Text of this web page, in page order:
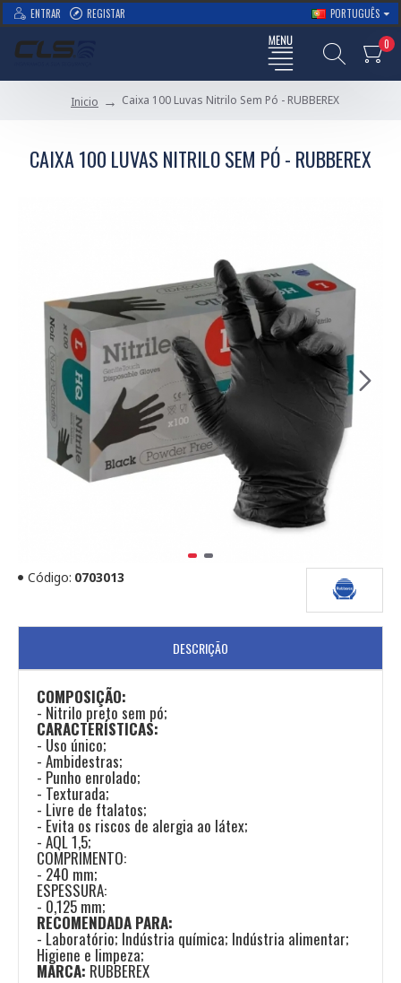
ENTRAR REGISTAR PORTUGUÊS
0
Inicio Caixa 100 Luvas Nitrilo Sem Pó - RUBBEREX
CAIXA 100 LUVAS NITRILO SEM PÓ - RUBBEREX
Código: 0703013
DESCRIÇÃO
COMPOSIÇÃO:
- Nitrilo preto sem pó;
CARACTERÍSTICAS:
- Uso único;
- Ambidestras;
- Punho enrolado;
- Texturada;
- Livre de ftalatos;
- Evita os riscos de alergia ao látex;
- AQL 1,5;
COMPRIMENTO:
- 240 mm;
ESPESSURA:
- 0,125 mm;
RECOMENDADA PARA:
- Laboratório; Indústria química; Indústria alimentar;
Higiene e limpeza;
MARCA: RUBBEREX